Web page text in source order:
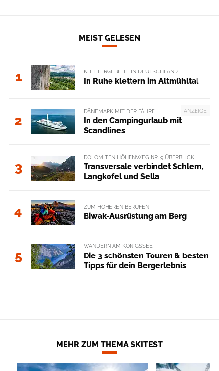
MEIST GELESEN
1 KLETTERGEBIETE IN DEUTSCHLAND
In Ruhe klettern im Altmühltal
2
ANZEIGE
DÄNEMARK MIT DER FÄHRE
In den Campingurlaub mit
Scandlines
3
DOLOMITEN HÖHENWEG NR. 9 ÜBERBLICK
Transversale verbindet Schlern,
Langkofel und Sella
4 ZUM HÖHEREN BERUFEN
Biwak-Ausrüstung am Berg
5
WANDERN AM KÖNIGSSEE
Die 3 schönsten Touren & besten
Tipps für dein Bergerlebnis
MEHR ZUM THEMA SKITEST